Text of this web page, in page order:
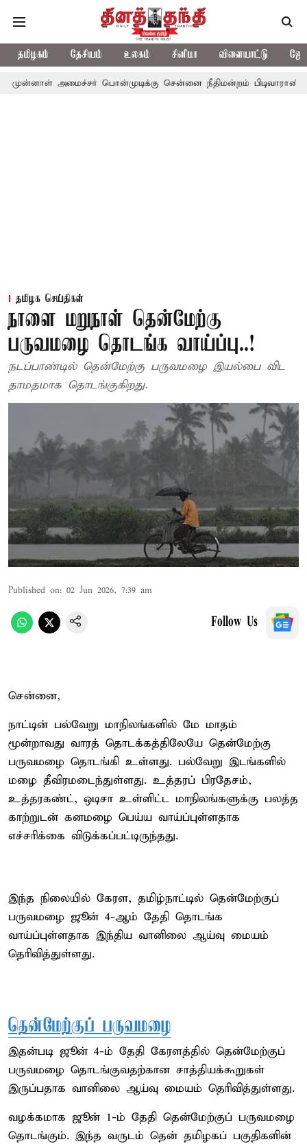
தமிழகம் தேசியம் உலகம் சினிமா விளையாட்டு
பொன்முடிக்கு சென்னை நீதிமன்றம் பிடிவாராண்ட்
தமிழக செய்திகள்
நாளை மறுநாள் தென்மேற்கு
பருவமழை தொடங்க வாய்ப்பு..!
நடப்பாண்டில் தென்மேற்கு பருவமழை இயல்பை விட
தாமதமாக தொடங்குகிறது.
Published on: 02 Jun 2026, 7:39 am
Follow Us
சென்னை,
நாட்டின் பல்வேறு மாநிலங்களில் மே மாதம்
மூன்றாவது வாரத் தொடக்கத்திலேயே தென்மேற்கு
பருவமழை தொடங்கி உள்ளது. பல்வேறு இடங்களில்
மழை தீவிரமடைந்துள்ளது. உத்தரப் பிரதேசம்,
உத்தரகண்ட், ஒடிசா உள்ளிட்ட மாநிலங்களுக்கு பலத்த
காற்றுடன் கனமழை பெய்ய வாய்ப்புள்ளதாக
எச்சரிக்கை விடுக்கப்பட்டிருந்தது.
இந்த நிலையில் கேரள, தமிழ்நாட்டில் தென்மேற்குப்
பருவமழை ஜூன் 4-ஆம் தேதி தொடங்க
வாய்ப்புள்ளதாக இந்திய வானிலை ஆய்வு மையம்
தெரிவித்துள்ளது.
தென்மேற்குப் பருவமழை
இதன்படி ஜூன் 4-ம் தேதி கேரளத்தில் தென்மேற்குப்
பருவமழை தொடங்குவதற்கான சாத்தியக்கூறுகள்
இருப்பதாக வானிலை ஆய்வு மையம் தெரிவித்துள்ளது.
வழக்கமாக ஜூன் 1-ம் தேதி தென்மேற்குப் பருவமழை
தொடங்கும். இந்த வருடம் தென் தமிழகப் பகுதிகளின்